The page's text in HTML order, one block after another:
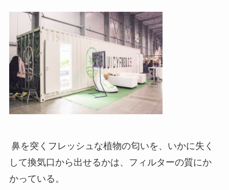
鼻を突くフレッシュな植物の匂いを、いかに失く
して換気口から出せるかは、フィルターの質にか
かっている。